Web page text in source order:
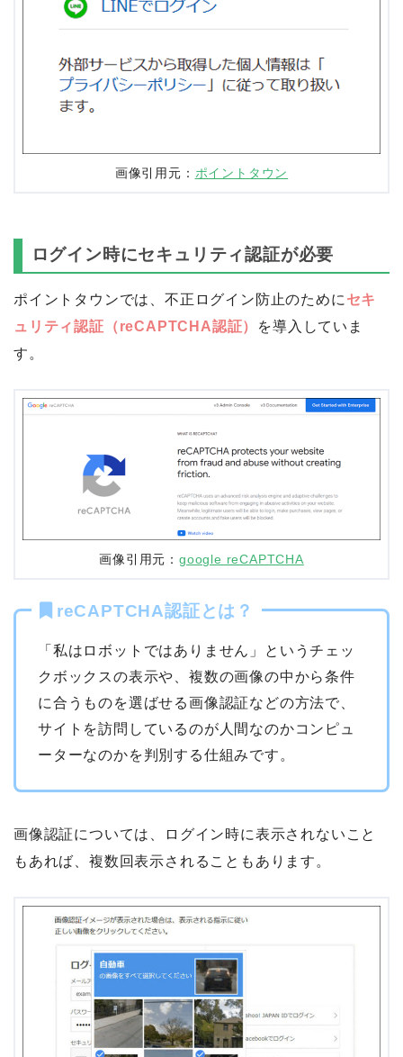
画像引用元： ポイントタウン
ログイン時にセキュリティ認証が必要
ポイントタウンでは、不正ログイン防止のために セキ
ュリティ認証（reCAPTCHA認証）
を導入していま
す。
画像引用元： google reCAPTCHA
reCAPTCHA認証とは？
「私はロボットではありません」というチェッ
クボックスの表示や、複数の画像の中から条件
に合うものを選ばせる画像認証などの方法で、
サイトを訪問しているのが人間なのかコンピュ
ーターなのかを判別する仕組みです。
画像認証については、ログイン時に表示されないこと
もあれば、複数回表示されることもあります。